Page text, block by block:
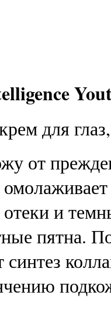
для
от
и
пятна.